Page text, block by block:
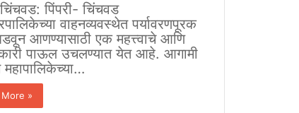
चिंचवड: पिंपरी- चिंचवड
वाहनव्यवस्थेत पर्यावरणपूरक
आणण्यासाठी एक महत्त्वाचे आणि
पाऊल उचलण्यात येत आहे. आगामी
More »